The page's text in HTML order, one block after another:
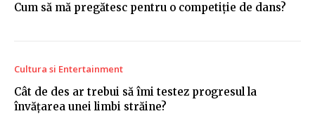
Cum să mă pregătesc pentru o competiție de dans?
Cultura si Entertainment
Cât de des ar trebui să îmi testez progresul la
învățarea unei limbi străine?